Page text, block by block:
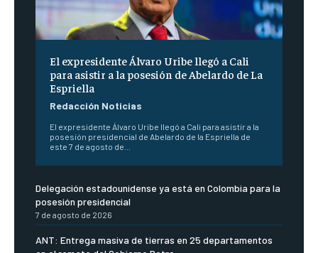
El expresidente Álvaro Uribe llegó a Cali
para asistir a la posesión de Abelardo de La
Espriella
Redacción Noticias
El expresidente Álvaro Uribe llegó a Cali para asistir a la
posesión presidencial de Abelardo de la Espriella de
este 7 de agosto de...
Delegación estadounidense ya está en Colombia para la
posesión presidencial
7 de agosto de 2026
ANT: Entrega masiva de tierras en 25 departamentos